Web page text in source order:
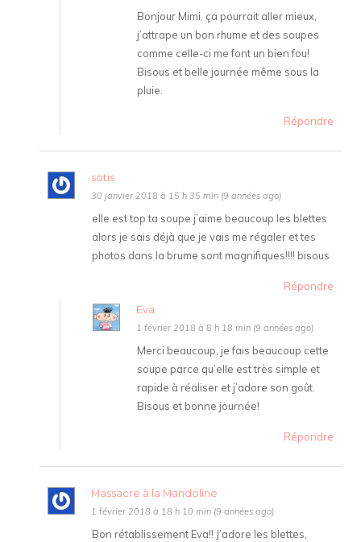
Bonjour Mimi, ça pourrait aller mieux,
j’attrape un bon rhume et des soupes
comme celle-ci me font un bien fou!
Bisous et belle journée même sous la
pluie.
Répondre
sotis
30 janvier 2018 à 15 h 35 min (9 années ago)
elle est top ta soupe j’aime beaucoup les blettes
alors je sais déjà que je vais me régaler et tes
photos dans la brume sont magnifiques!!!! bisous
Répondre
Eva
1 février 2018 à 8 h 18 min (9 années ago)
Merci beaucoup, je fais beaucoup cette
soupe parce qu’elle est très simple et
rapide à réaliser et j’adore son goût.
Bisous et bonne journée!
Répondre
Massacre à la Mandoline
1 février 2018 à 18 h 10 min (9 années ago)
Bon rétablissement Eva!! J’adore les blettes,